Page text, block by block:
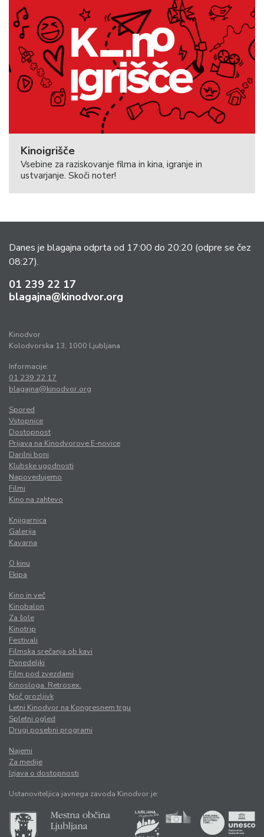
Kinoigrišče
Vsebine za raziskovanje filma in kina, igranje in
ustvarjanje. Skoči noter!
Danes je blagajna odprta od 17:00 do 20:20 (odpre se čez
08:27).
01 239 22 17
blagajna@kinodvor.org
Kinodvor
Kolodvorska 13, 1000 Ljubljana
Informacije:
01 239 22 17
blagajna@kinodvor.org
Spored
Vstopnice
Dostopnost
Prijava na Kinodvorove E-novice
Darilni boni
Klubske ugodnosti
Napovedujemo
Filmi
Kino na zahtevo
Knjigarnica
Galerija
Kavarna
O kinu
Ekipa
Kino in več
Kinobalon
Za šole
Kinotrip
Festivali
Filmska srečanja ob kavi
Ponedeljki
Film pod zvezdami
Kinosloga. Retrosex.
Noč grozljivk
Letni Kinodvor na Kongresnem trgu
Spletni ogled
Drugi posebni programi
Najemi
Za medije
Izjava o dostopnosti
Ustanoviteljica javnega zavoda Kinodvor je: